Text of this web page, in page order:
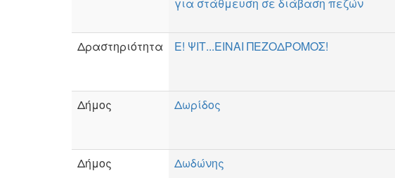
Δραστηριότητα
Ε! ΨΙΤ...ΕΙΝΑΙ ΠΕΖΟΔΡΟΜΟΣ!
Δήμος
Δωρίδος
Δήμος
Δωδώνης